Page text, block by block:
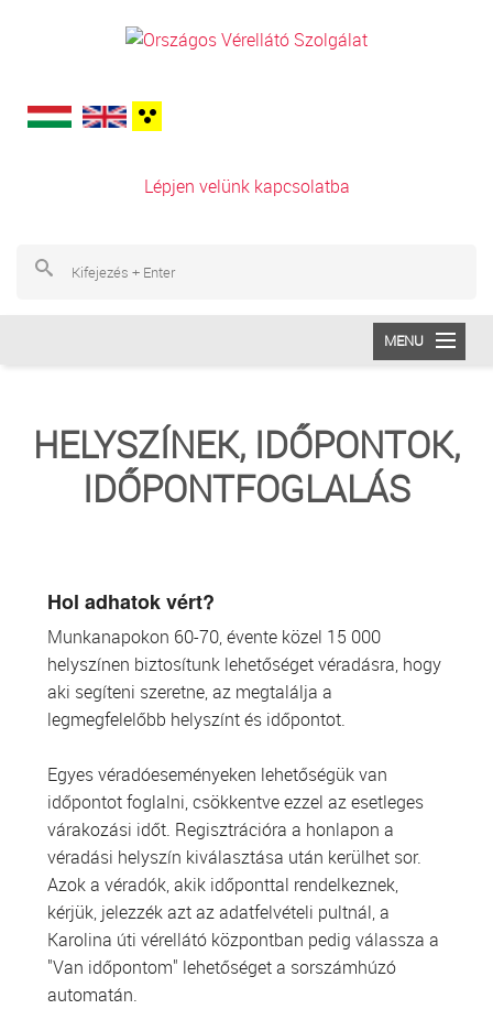
Lépjen velünk kapcsolatba
MENU
VÉRADÁS
ŐSSEJT DONÁCIÓ
VÁRÓLISTÁK
HELYSZÍNEK, IDŐPONTOK,
IDŐPONTFOGLALÁS
Hol adhatok vért?
Munkanapokon 60-70, évente közel 15 000
helyszínen biztosítunk lehetőséget véradásra, hogy
aki segíteni szeretne, az megtalálja a
legmegfelelőbb helyszínt és időpontot.
Egyes véradóeseményeken lehetőségük van
időpontot foglalni, csökkentve ezzel az esetleges
várakozási időt. Regisztrációra a honlapon a
véradási helyszín kiválasztása után kerülhet sor.
Azok a véradók, akik időponttal rendelkeznek,
kérjük, jelezzék azt az adatfelvételi pultnál, a
Karolina úti vérellátó központban pedig válassza a
"Van időpontom" lehetőséget a sorszámhúzó
automatán.